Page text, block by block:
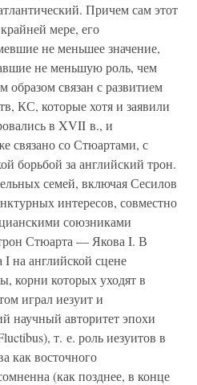
Причем сам этот
мере, его
не меньшее значение,
не меньшую роль, чем
связан с развитием
КС, которые хотя и заявили
в XVII в., и
связано со Стюартами, с
борьбой за английский трон.
семей, включая Сесилов
интересов, совместно
союзниками
Стюарта — Якова I. В
на английской сцене
корни которых уходят в
играл иезуит и
научный авторитет эпохи
т. е. роль иезуитов в
как восточного
(как позднее, в конце